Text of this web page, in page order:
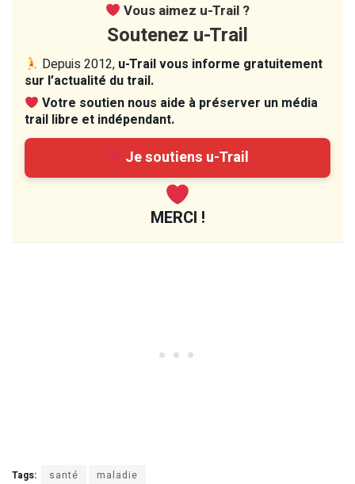
Vous aimez u-Trail ?
Soutenez u-Trail
Depuis 2012, u-Trail vous informe gratuitement
sur l’actualité du trail.
Votre soutien nous aide à préserver un média
trail libre et indépendant.
Je soutiens u-Trail
MERCI !
Tags: santé maladie